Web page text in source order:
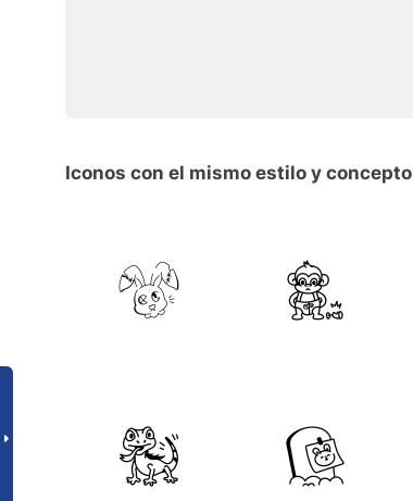
Iconos con el mismo estilo y concepto